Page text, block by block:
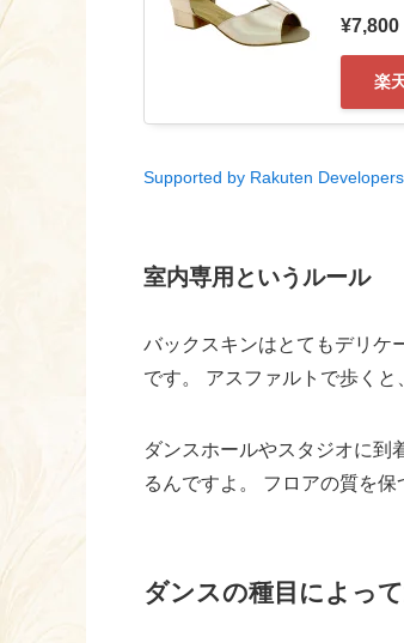
¥7,800
楽
Supported by Rakuten Developers
室内専用というルール
バックスキンはとてもデリケ
です。 アスファルトで歩くと
ダンスホールやスタジオに到
るんですよ。 フロアの質を保
ダンスの種目によっ